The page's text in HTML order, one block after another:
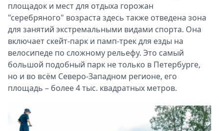
площадок и мест для отдыха горожан
"серебряного" возраста здесь также отведена зона
для занятий экстремальными видами спорта. Она
включает скейт-парк и памп-трек для езды на
велосипеде по сложному рельефу. Это самый
большой подобный парк не только в Петербурге,
но и во всём Северо-Западном регионе, его
площадь – более 4 тыс. квадратных метров.